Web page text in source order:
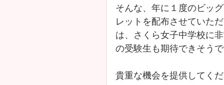
そんな、年に１度のビッ
レットを配布させていた
は、さくら女子中学校に
の受験生も期待できそう
貴重な機会を提供してく